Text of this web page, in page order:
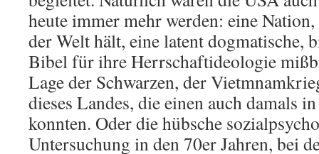
heute immer mehr werden: eine
der Welt hält, eine latent dogmatische,
Bibel für ihre Herrschaftideologie
Lage der Schwarzen, der
dieses Landes, die einen auch damals
konnten. Oder die hübsche
Untersuchung in den 70er Jahren, bei